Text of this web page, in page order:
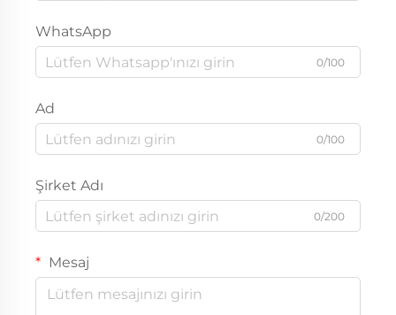
WhatsApp
0/100
Ad
0/100
Şirket Adı
0/200
Mesaj